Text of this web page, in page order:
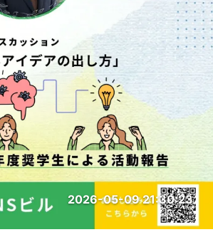
2026-05-09 21:30:23